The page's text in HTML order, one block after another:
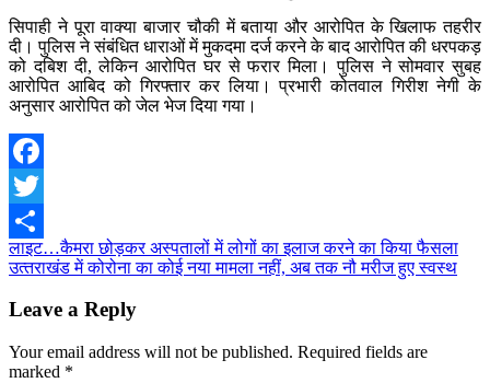
सिपाही ने पूरा वाक्या बाजार चौकी में बताया और आरोपित के खिलाफ तहरीर
दी। पुलिस ने संबंधित धाराओं में मुकदमा दर्ज करने के बाद आरोपित की धरपकड़
को दबिश दी, लेकिन आरोपित घर से फरार मिला। पुलिस ने सोमवार सुबह
आरोपित आबिद को गिरफ्तार कर लिया। प्रभारी कोतवाल गिरीश नेगी के
अनुसार आरोपित को जेल भेज दिया गया।
Facebook
Twitter
Share
Post
navigation
लाइट…कैमरा छोड़कर अस्पतालों में लोगों का इलाज करने का किया फैसला
उत्‍तराखंड में कोरोना का कोई नया मामला नहीं, अब तक नौ मरीज हुए स्वस्थ
Leave a Reply
Your email address will not be published. Required fields are
marked *